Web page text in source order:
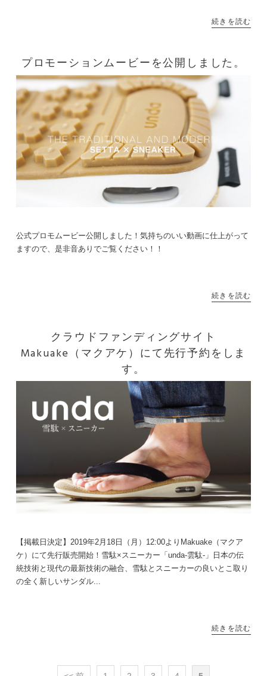
続きを読む
プロモーションムービーを公開しました。
公式プロモムービー公開しました！気持ちのいい動画に仕上がって
ますので、是非音ありでご覧ください！！
続きを読む
クラウドファンディングサイト
Makuake（マクアケ）にて先行予約をしま
す。
【掲載日決定】2019年2月18日（月）12:00よりMakuake（マクア
ケ）にて先行販売開始！雪駄×スニーカー「unda-雲駄-」日本の伝
統技術と現代の最新技術の融合、雪駄とスニーカーの良いとこ取り
の全く新しいサンダル...
続きを読む